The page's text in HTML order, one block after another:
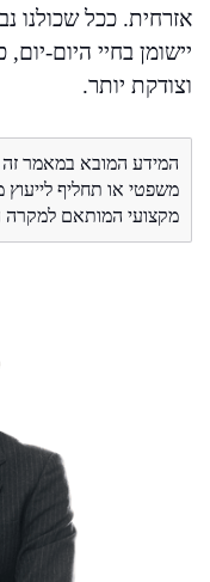
אזרחית. ככל שכולנו
יישומן בחיי היום-יום,
וצודקת יותר.
המידע המובא במאמר זה
משפטי או תחליף
מקצועי המותאם למקרה